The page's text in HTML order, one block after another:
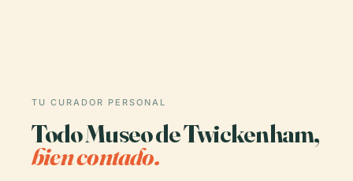
TU CURADOR PERSONAL
Todo Museo de Twickenham,
bien contado.